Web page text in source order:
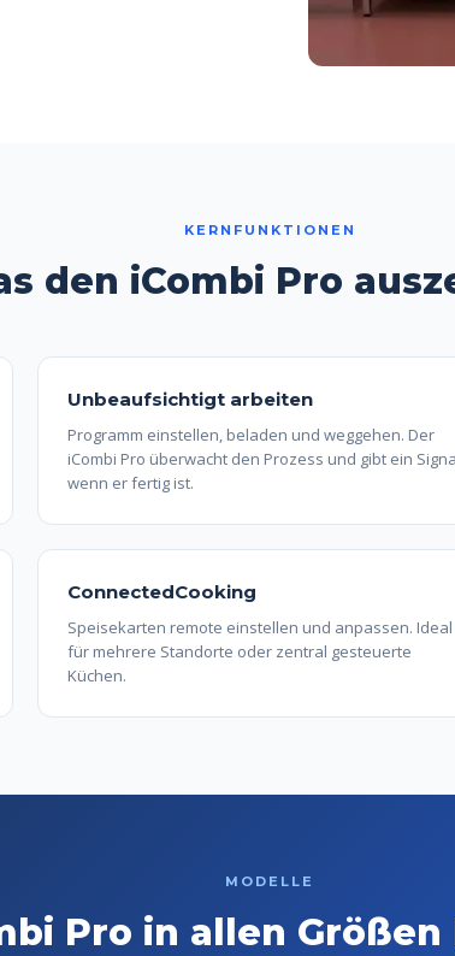
KERNFUNKTIONEN
den iCombi Pro
Unbeaufsichtigt arbeiten
Programm einstellen, beladen und weggehen. Der
iCombi Pro überwacht den Prozess und gibt ein
wenn er fertig ist.
ConnectedCooking
Speisekarten remote einstellen und anpassen. Ideal
für mehrere Standorte oder zentral gesteuerte
Küchen.
MODELLE
Pro in allen